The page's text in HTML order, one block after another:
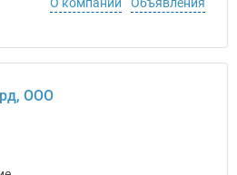
ООО